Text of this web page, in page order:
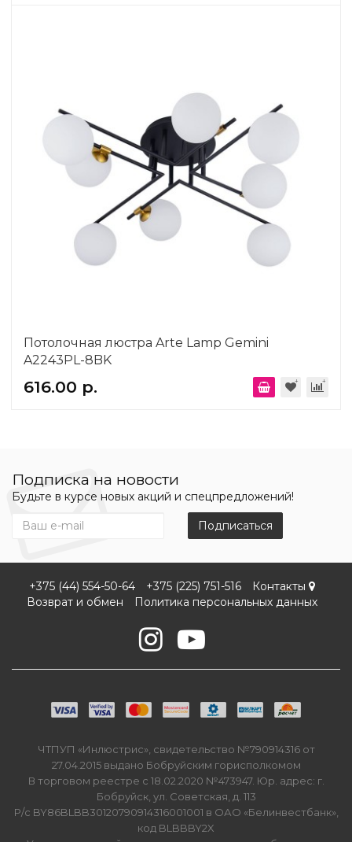
Потолочная люстра Arte Lamp Gemini
A2243PL-8BK
616.00 р.
Подписка на новости
Будьте в курсе новых акций и спецпредложений!
Подписаться
+375 (44) 554-50-64 +375 (225) 751-516
Контакты
Возврат и обмен
Политика персональных данных
ЧТПУП «Инлюстрис», свидетельство №790914316 от
27.04.2015 выдано Бобруйским горисполкомом
В торговом реестре с 18.02.2020 №473947. Юр. адрес: г.
Бобруйск, ул. Советская, д. 113
Р/с BY86BLBB30120790914316001001 в ОАО «Белинвестбанк»,
код BLBBBY2X